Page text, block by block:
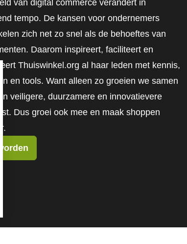
van digital commerce verandert in
tempo. De kansen voor ondernemers
zich net zo snel als de behoeftes van
Daarom inspireert, faciliteert en
Thuiswinkel.org al haar leden met kennis,
en tools. Want alleen zo groeien we samen
veiligere, duurzamere en innovatievere
Dus groei ook mee en maak shoppen